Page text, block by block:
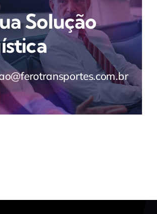
Solução